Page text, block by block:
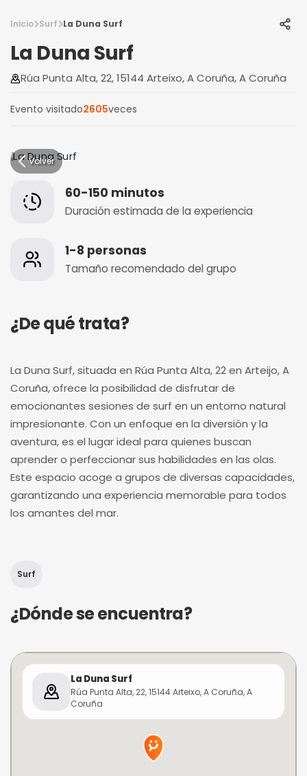
Inicio Surf La Duna Surf
La Duna Surf
Rúa Punta Alta, 22, 15144 Arteixo, A Coruña, A Coruña
Evento visitado2605veces
Volver
60-150 minutos
Duración estimada de la experiencia
1-8 personas
Tamaño recomendado del grupo
¿De qué trata?
La Duna Surf, situada en Rúa Punta Alta, 22 en Arteijo, A
Coruña, ofrece la posibilidad de disfrutar de
emocionantes sesiones de surf en un entorno natural
impresionante. Con un enfoque en la diversión y la
aventura, es el lugar ideal para quienes buscan
aprender o perfeccionar sus habilidades en las olas.
Este espacio acoge a grupos de diversas capacidades,
garantizando una experiencia memorable para todos
los amantes del mar.
Surf
¿Dónde se encuentra?
La Duna Surf
Rúa Punta Alta, 22, 15144 Arteixo, A Coruña, A
Coruña